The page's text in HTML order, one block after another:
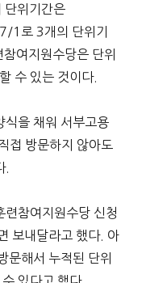
단위기간은
로 3개의 단위기
여지원수당은 단위
수 있는 것이다.
식을 채워 서부고용
접 방문하지 않아도
.
련참여지원수당 신청
보내달라고 했다. 아
문해서 누적된 단위